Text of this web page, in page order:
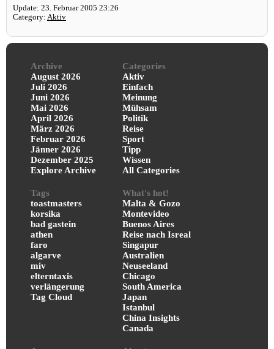
Update: 23. Februar 2005 23:26
Category: Aktiv
Archive
August 2026
Juli 2026
Juni 2026
Mai 2026
April 2026
März 2026
Februar 2026
Jänner 2026
Dezember 2025
Explore Archive
Categories
Aktiv
Einfach
Meinung
Mühsam
Politik
Reise
Sport
Tipp
Wissen
All Categories
Tags
toastmasters
korsika
bad gastein
athen
faro
algarve
miv
elterntaxis
verlängerung
Tag Cloud
What's hot!
Malta & Gozo
Montevideo
Buenos Aires
Reise nach Isreal
Singapur
Australien
Neuseeland
Chicago
South America
Japan
Istanbul
China Insights
Canada